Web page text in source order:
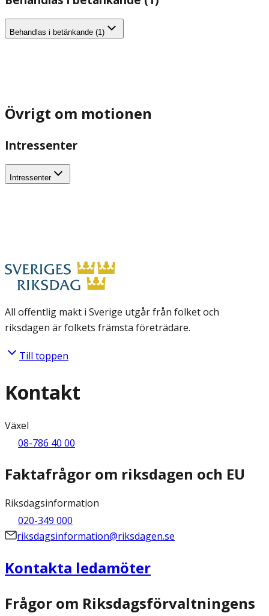
Behandlas i betänkande (1)
Övrigt om motionen
Intressenter
Intressenter
All offentlig makt i Sverige utgår från folket och
riksdagen är folkets främsta företrädare.
Till toppen
Kontakt
Växel
08-786 40 00
Faktafrågor om riksdagen och EU
Riksdagsinformation
020-349 000
riksdagsinformation@riksdagen.se
Kontakta ledamöter
Frågor om Riksdagsförvaltningens